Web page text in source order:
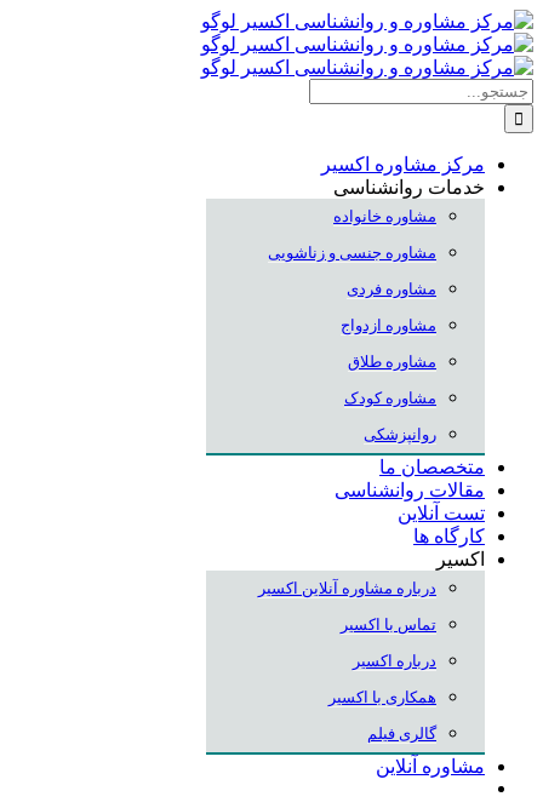
Skip
to
content
جستجو
برای:
مرکز مشاوره اکسیر
خدمات روانشناسی
مشاوره خانواده
مشاوره جنسی و زناشویی
مشاوره فردی
مشاوره ازدواج
مشاوره طلاق
مشاوره کودک
روانپزشکی
متخصصان ما
مقالات روانشناسی
تست آنلاین
کارگاه ها
اکسیر
درباره مشاوره آنلاین اکسیر
تماس با اکسیر
درباره اکسیر
همکاری با اکسیر
گالری فیلم
مشاوره آنلاین